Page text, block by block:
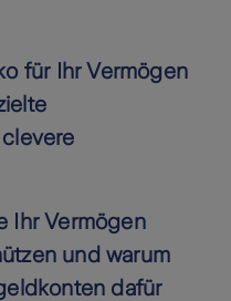
für Ihr Vermögen
Ihr Vermögen
und warum
dafür